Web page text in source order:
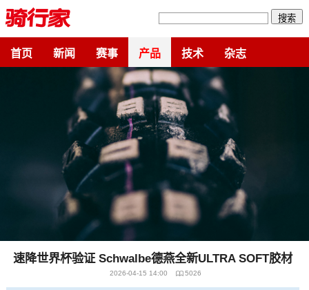
搜索
首页 新闻 赛事 产品 技术 杂志
速降世界杯验证 Schwalbe德燕全新ULTRA SOFT胶材
2026-04-15 14:00 5026